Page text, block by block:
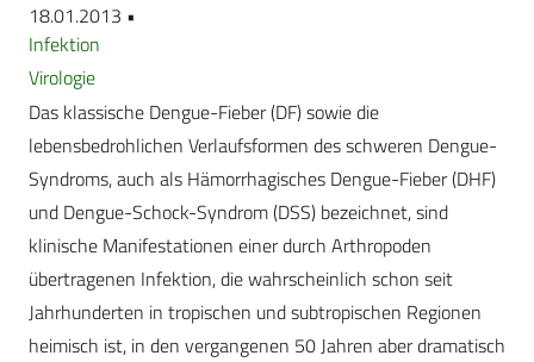
18.01.2013 •
Infektion
Virologie
Das klassische Dengue-Fieber (DF) sowie die
lebensbedrohlichen Verlaufsformen des schweren Dengue-
Syndroms, auch als Hämorrhagisches Dengue-Fieber (DHF)
und Dengue-Schock-Syndrom (DSS) bezeichnet, sind
klinische Manifestationen einer durch Arthropoden
übertragenen Infektion, die wahrscheinlich schon seit
Jahrhunderten in tropischen und subtropischen Regionen
heimisch ist, in den vergangenen 50 Jahren aber dramatisch